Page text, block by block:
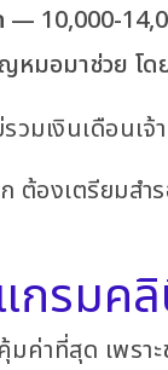
— 10,000-
หมอมาช่วย โด
วมเงินเดือน
ต้องเตรียมสำ
รมค
ค่าที่สุด เพรา